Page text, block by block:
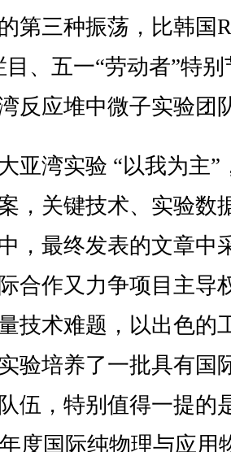
第三种振荡，比韩国
目、五一“劳动者”特
反应堆中微子实验团
湾实验 “以我为主”
，关键技术、实验数
，最终发表的文章中
合作又力争项目主导
技术难题，以出色的
验培养了一批具有国
伍，特别值得一提的
度国际纯物理与应用